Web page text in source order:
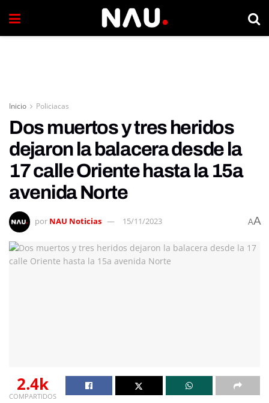
Inicio Policiacas
Dos muertos y tres heridos
dejaron la balacera desde la
17 calle Oriente hasta la 15a
avenida Norte
por NAU Noticias 15/11/2023 AA
2.4k
COMPARTIDOS